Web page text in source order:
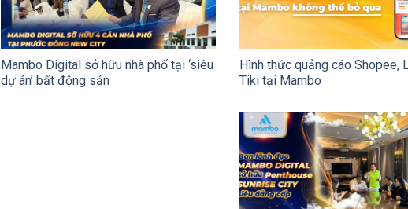
Mambo Digital sở hữu nhà phố tại ‘siêu
dự án’ bất động sản
Hình thức quảng cáo Shopee,
Tiki tại Mambo